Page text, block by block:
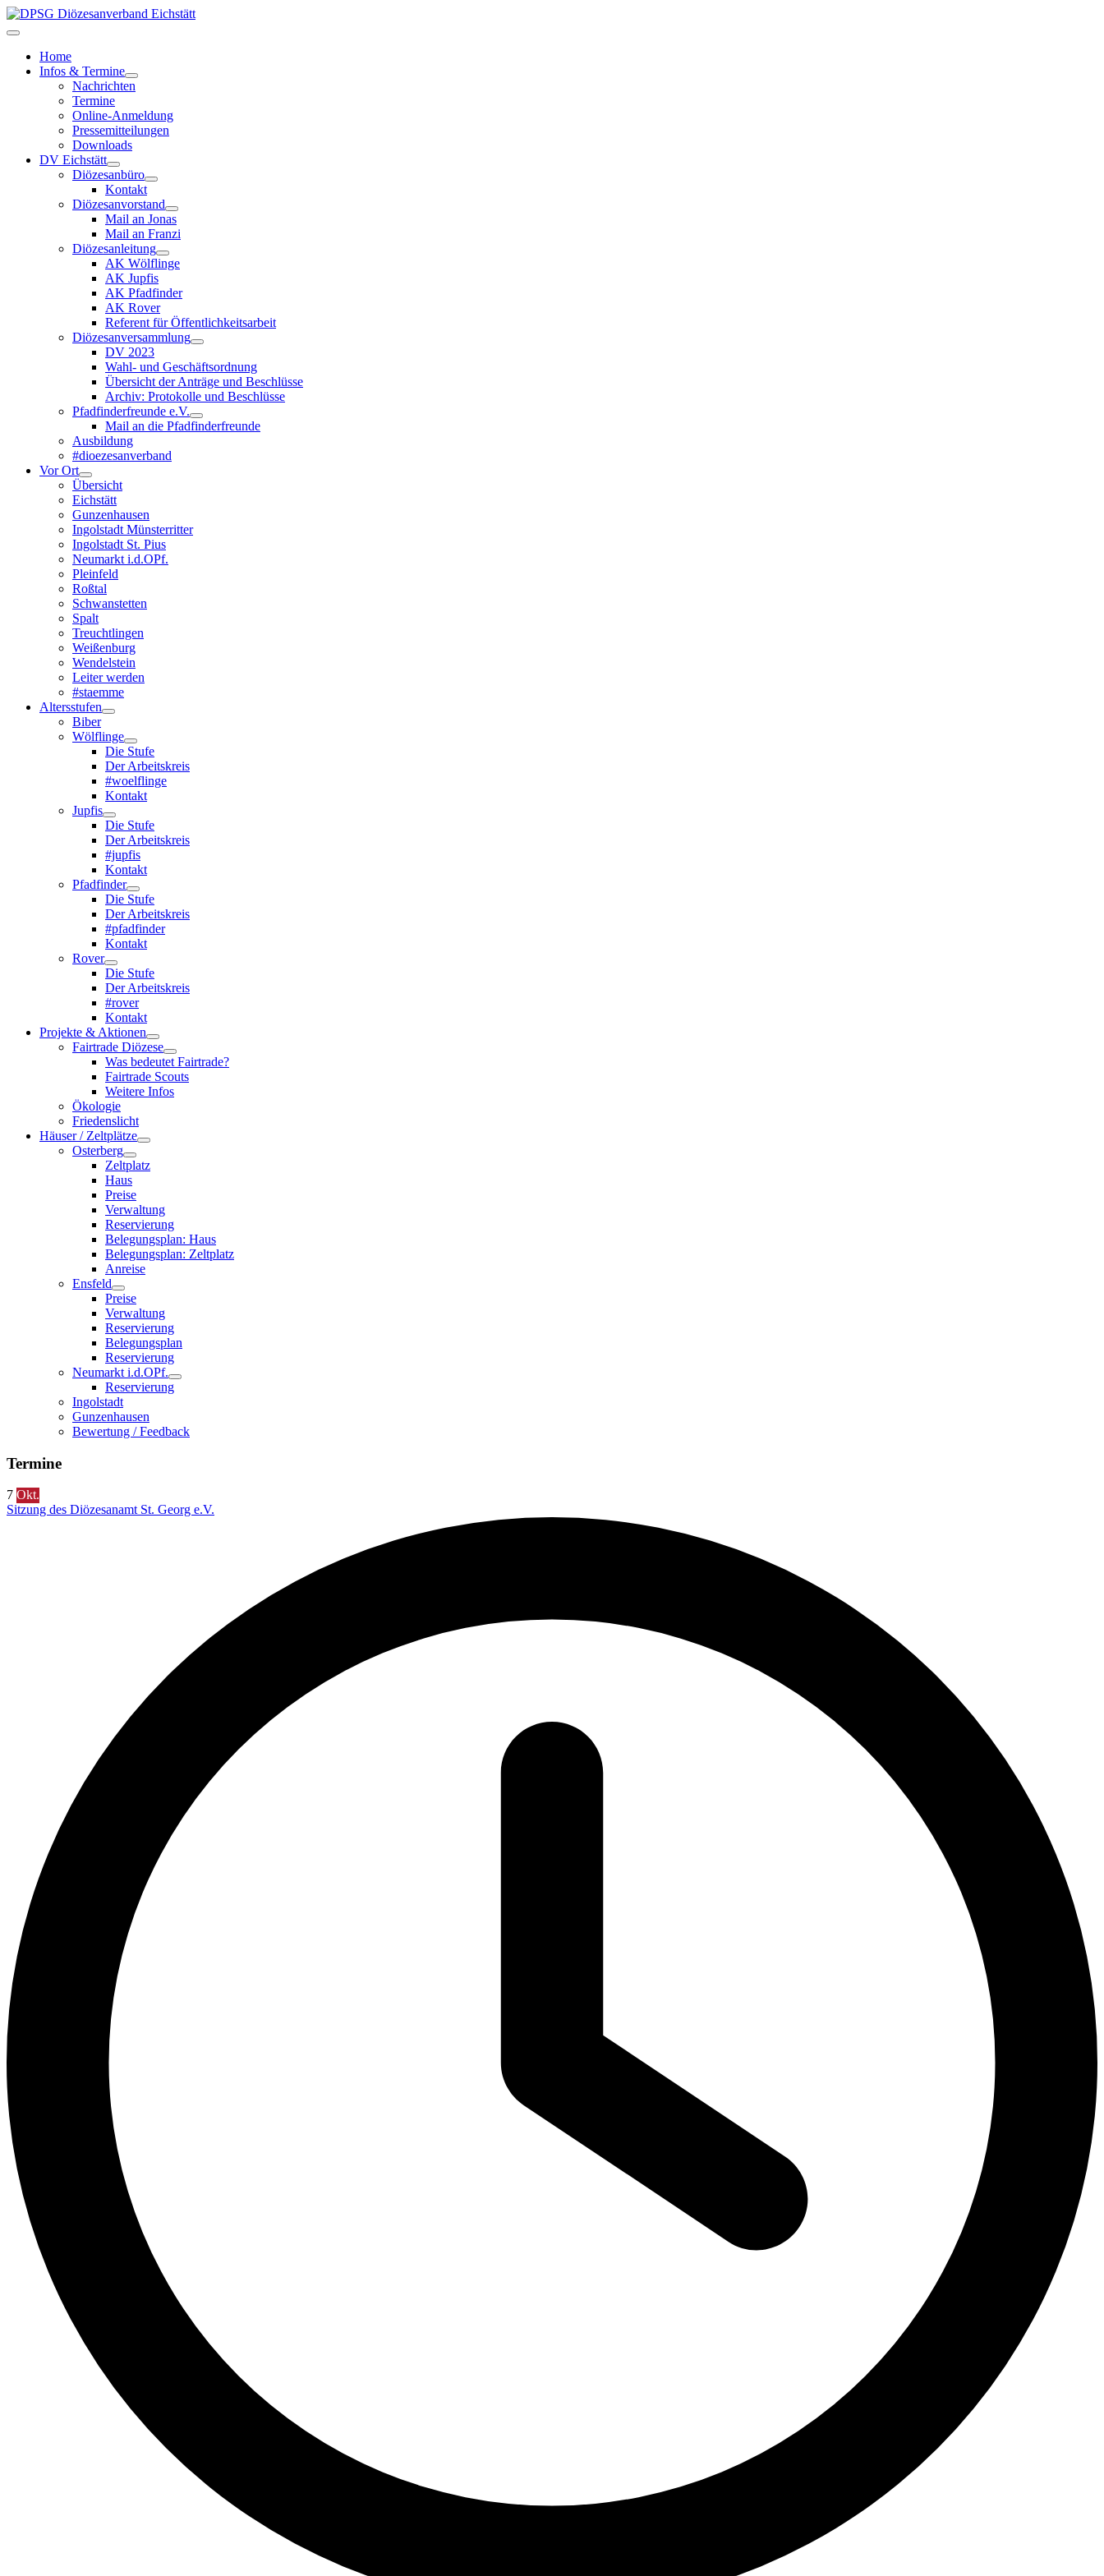
Home
Infos & Termine
Nachrichten
Termine
Online-Anmeldung
Pressemitteilungen
Downloads
DV Eichstätt
Diözesanbüro
Kontakt
Diözesanvorstand
Mail an Jonas
Mail an Franzi
Diözesanleitung
AK Wölflinge
AK Jupfis
AK Pfadfinder
AK Rover
Referent für Öffentlichkeitsarbeit
Diözesanversammlung
DV 2023
Wahl- und Geschäftsordnung
Übersicht der Anträge und Beschlüsse
Archiv: Protokolle und Beschlüsse
Pfadfinderfreunde e.V.
Mail an die Pfadfinderfreunde
Ausbildung
#dioezesanverband
Vor Ort
Übersicht
Eichstätt
Gunzenhausen
Ingolstadt Münsterritter
Ingolstadt St. Pius
Neumarkt i.d.OPf.
Pleinfeld
Roßtal
Schwanstetten
Spalt
Treuchtlingen
Weißenburg
Wendelstein
Leiter werden
#staemme
Altersstufen
Biber
Wölflinge
Die Stufe
Der Arbeitskreis
#woelflinge
Kontakt
Jupfis
Die Stufe
Der Arbeitskreis
#jupfis
Kontakt
Pfadfinder
Die Stufe
Der Arbeitskreis
#pfadfinder
Kontakt
Rover
Die Stufe
Der Arbeitskreis
#rover
Kontakt
Projekte & Aktionen
Fairtrade Diözese
Was bedeutet Fairtrade?
Fairtrade Scouts
Weitere Infos
Ökologie
Friedenslicht
Häuser / Zeltplätze
Osterberg
Zeltplatz
Haus
Preise
Verwaltung
Reservierung
Belegungsplan: Haus
Belegungsplan: Zeltplatz
Anreise
Ensfeld
Preise
Verwaltung
Reservierung
Belegungsplan
Reservierung
Neumarkt i.d.OPf.
Reservierung
Ingolstadt
Gunzenhausen
Bewertung / Feedback
Termine
7 Okt.
Sitzung des Diözesanamt St. Georg e.V.